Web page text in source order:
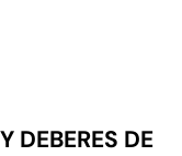
DEBERES DE